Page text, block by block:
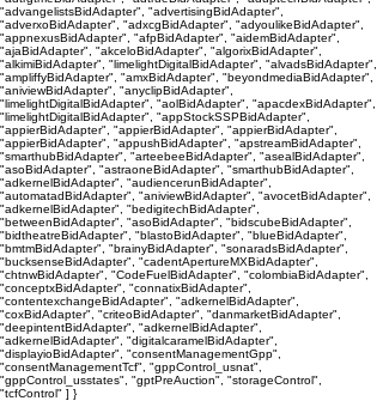
"advangelistsBidAdapter", "advertisingBidAdapter",
"adverxoBidAdapter", "adxcgBidAdapter", "adyoulikeBidAdapter",
"appnexusBidAdapter", "afpBidAdapter", "aidemBidAdapter",
"ajaBidAdapter", "akceloBidAdapter", "algorixBidAdapter",
"alkimiBidAdapter", "limelightDigitalBidAdapter", "alvadsBidAdapter",
"ampliffyBidAdapter", "amxBidAdapter", "beyondmediaBidAdapter",
"aniviewBidAdapter", "anyclipBidAdapter",
"limelightDigitalBidAdapter", "aolBidAdapter", "apacdexBidAdapter",
"limelightDigitalBidAdapter", "appStockSSPBidAdapter",
"appierBidAdapter", "appierBidAdapter", "appierBidAdapter",
"appierBidAdapter", "appushBidAdapter", "apstreamBidAdapter",
"smarthubBidAdapter", "arteebeeBidAdapter", "asealBidAdapter",
"asoBidAdapter", "astraoneBidAdapter", "smarthubBidAdapter",
"adkernelBidAdapter", "audiencerunBidAdapter",
"automatadBidAdapter", "aniviewBidAdapter", "avocetBidAdapter",
"adkernelBidAdapter", "bedigitechBidAdapter",
"betweenBidAdapter", "asoBidAdapter", "bidscubeBidAdapter",
"bidtheatreBidAdapter", "blastoBidAdapter", "blueBidAdapter",
"bmtmBidAdapter", "brainyBidAdapter", "sonaradsBidAdapter",
"bucksenseBidAdapter", "cadentApertureMXBidAdapter",
"chtnwBidAdapter", "CodeFuelBidAdapter", "colombiaBidAdapter",
"conceptxBidAdapter", "connatixBidAdapter",
"contentexchangeBidAdapter", "adkernelBidAdapter",
"coxBidAdapter", "criteoBidAdapter", "danmarketBidAdapter",
"deepintentBidAdapter", "adkernelBidAdapter",
"adkernelBidAdapter", "digitalcaramelBidAdapter",
"displayioBidAdapter", "consentManagementGpp",
"consentManagementTcf", "gppControl_usnat",
"gppControl_usstates", "gptPreAuction", "storageControl",
"tcfControl" ] }